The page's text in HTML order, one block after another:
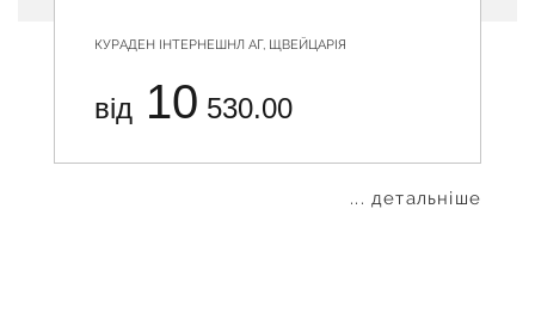
КУРАДЕН ІНТЕРНЕШНЛ АГ, ЩВЕЙЦАРІЯ
від 10 530.00
... детальніше